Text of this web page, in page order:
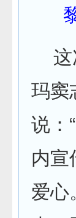
这
玛窦
说：
内宣
爱心